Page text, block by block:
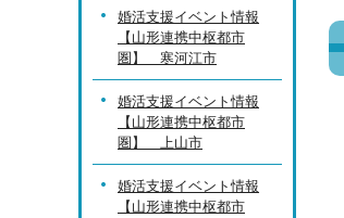
婚活支援イベント情報
【山形連携中枢都市
圏】 寒河江市
婚活支援イベント情報
【山形連携中枢都市
圏】 上山市
婚活支援イベント情報
【山形連携中枢都市